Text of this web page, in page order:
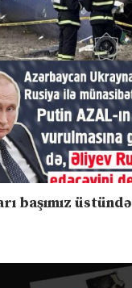
başımız üstündə